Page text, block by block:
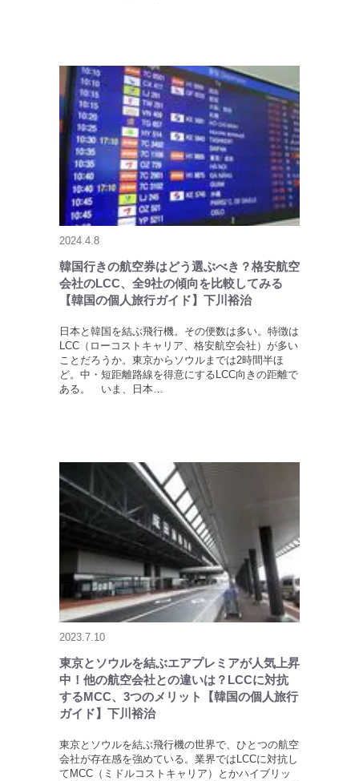
2024.4.8
韓国行きの航空券はどう選ぶべき？格安航空
会社のLCC、全9社の傾向を比較してみる
【韓国の個人旅行ガイド】下川裕治
日本と韓国を結ぶ飛行機。その便数は多い。特徴は
LCC（ローコストキャリア、格安航空会社）が多い
ことだろうか。東京からソウルまでは2時間半ほ
ど。中・短距離路線を得意にするLCC向きの距離で
ある。 いま、日本…
2023.7.10
東京とソウルを結ぶエアプレミアが人気上昇
中！他の航空会社との違いは？LCCに対抗
するMCC、3つのメリット【韓国の個人旅行
ガイド】下川裕治
東京とソウルを結ぶ飛行機の世界で、ひとつの航空
会社が存在感を強めている。業界ではLCCに対抗し
てMCC（ミドルコストキャリア）とかハイブリッ